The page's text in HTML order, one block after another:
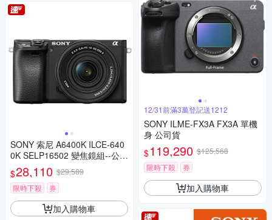
SONY 索尼 A6400K ILCE-640
0K SELP16502 變焦鏡組--公司
貨
$28,110 $29,589
限時下殺
券
加入購物車
12/31前滿3萬登記送1212
SONY ILME-FX3A FX3A 單機
身 公司貨
$119,290 $125,568
限時下殺
券
加入購物車